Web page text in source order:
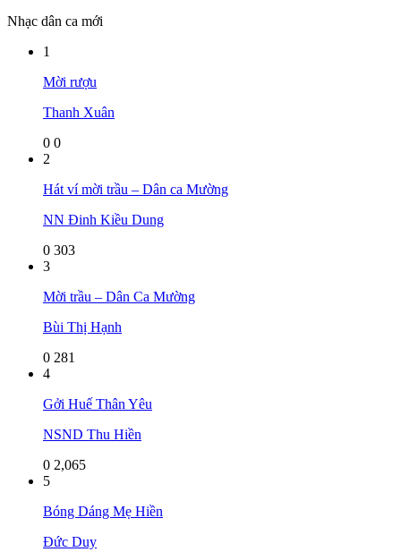
Nhạc dân ca mới
1
Mời rượu
Thanh Xuân
0 0
2
Hát ví mời trầu – Dân ca Mường
NN Đinh Kiều Dung
0 303
3
Mời trầu – Dân Ca Mường
Bùi Thị Hạnh
0 281
4
Gởi Huế Thân Yêu
NSND Thu Hiền
0 2,065
5
Bóng Dáng Mẹ Hiền
Đức Duy